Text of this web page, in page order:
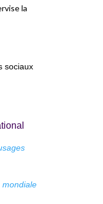
la
sociaux
mondiale